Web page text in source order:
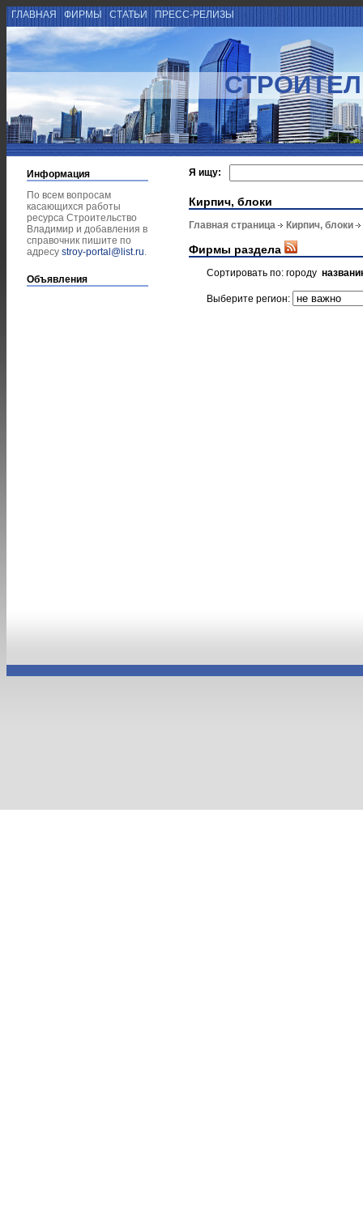
ГЛАВНАЯ ФИРМЫ СТАТЬИ ПРЕСС-РЕЛИЗЫ
Информация
По всем вопросам
касающихся работы
ресурса Строительство
Владимир и добавления в
справочник пишите по
адресу stroy-portal@list.ru.
Объявления
Я ищу:
Кирпич, блоки
Главная страница Кирпич, блоки
Фирмы раздела
Сортировать по: городу
Выберите регион: